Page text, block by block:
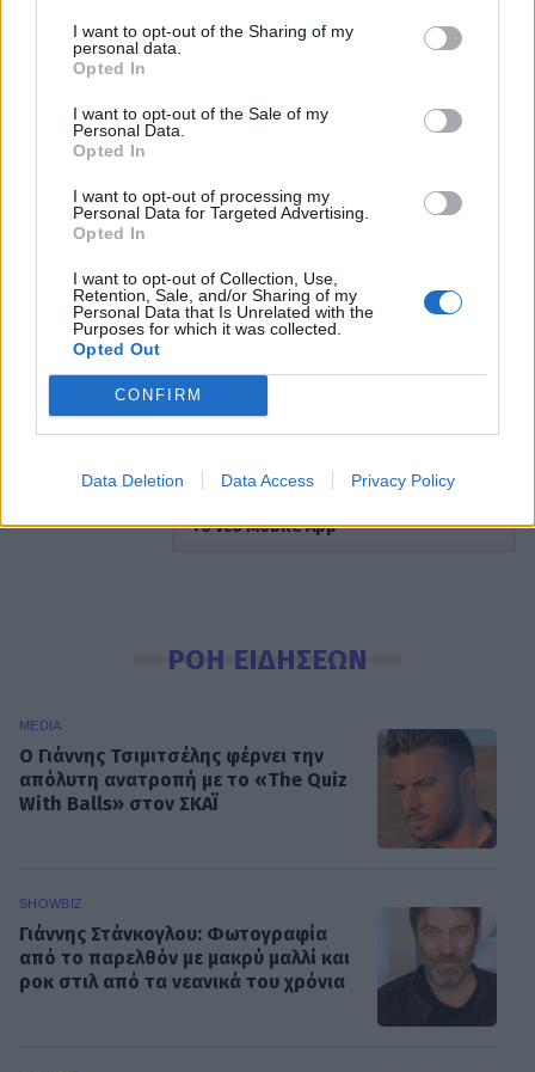
I want to opt-out of the Sharing of my
personal data.
Opted In
I want to opt-out of the Sale of my
Personal Data.
Opted In
I want to opt-out of processing my
Personal Data for Targeted Advertising.
Opted In
I want to opt-out of Collection, Use,
Retention, Sale, and/or Sharing of my
Personal Data that Is Unrelated with the
Purposes for which it was collected.
Opted Out
CONFIRM
Data Deletion Data Access Privacy Policy
The Voice - Τελικός: Αυτοί είναι οι παίκτες
που πήραν το «χρυσό» εισιτήριο για την
τετράδα
The Voice - O Χρήστος Μάστορας ζήτησε
δημόσια συγγνώμη από παίκτη: «Σου ζητώ
συγγνώμη, έπαθα πλάκα»
νικητής the voice
το νέο Mobile App
ΡΟΗ ΕΙΔΗΣΕΩΝ
MEDIA
Ο Γιάννης Τσιμιτσέλης φέρνει την
απόλυτη ανατροπή με το «The Quiz
With Balls» στον ΣΚΑΪ
SHOWBIZ
Γιάννης Στάνκογλου: Φωτογραφία
από το παρελθόν με μακρύ μαλλί και
ροκ στιλ από τα νεανικά του χρόνια